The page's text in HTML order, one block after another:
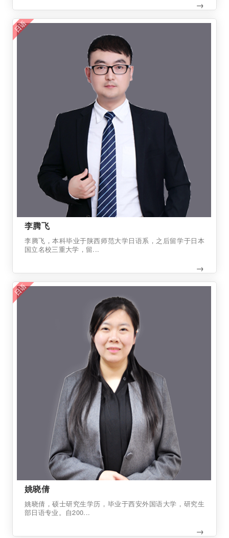
→
日语
李腾飞
李腾飞，本科毕业于陕西师范大学日语系，之后留学于日本
国立名校三重大学，留...
→
日语
姚晓倩
姚晓倩，硕士研究生学历，毕业于西安外国语大学，研究生
部日语专业。自200...
→